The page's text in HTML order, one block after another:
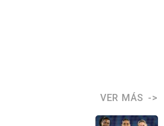
VER MÁS